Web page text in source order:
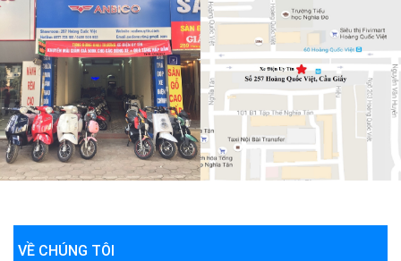
VỀ CHÚNG TÔI